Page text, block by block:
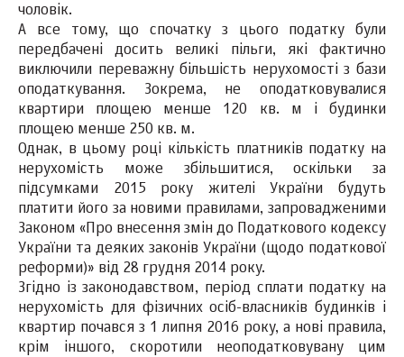
чоловік.
А все тому, що спочатку з цього податку були
передбачені досить великі пільги, які фактично
виключили переважну більшість нерухомості з бази
оподаткування. Зокрема, не оподатковувалися
квартири площею менше 120 кв. м і будинки
площею менше 250 кв. м.
Однак, в цьому році кількість платників податку на
нерухомість може збільшитися, оскільки за
підсумками 2015 року жителі України будуть
платити його за новими правилами, запровадженими
Законом «Про внесення змін до Податкового кодексу
України та деяких законів України (щодо податкової
реформи)» від 28 грудня 2014 року.
Згідно із законодавством, період сплати податку на
нерухомість для фізичних осіб-власників будинків і
квартир почався з 1 липня 2016 року, а нові правила,
крім іншого, скоротили неоподатковувану цим